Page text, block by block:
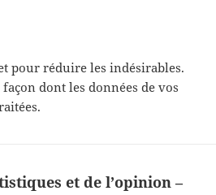
pour réduire les indésirables.
dont les données de vos
.
et de l’opinion –